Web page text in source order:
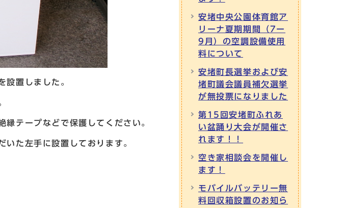
設置しました。
テープなどで保護してください。
た左手に設置しております。
安堵中央公園体育館ア
リーナ夏期期間（7ー
9月）の空調設備使用
料について
安堵町長選挙および安
堵町議会議員補欠選挙
が無投票になりました
第15回安堵町ふれあ
い盆踊り大会が開催さ
れます！！
空き家相談会を開催し
ます！
モバイルバッテリー無
料回収箱設置のお知ら